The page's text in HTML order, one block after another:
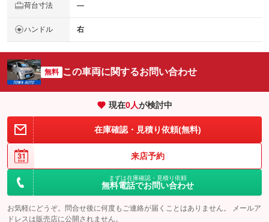
荷台寸法 ―
ハンドル 右
無料 この車両に関するお問い合わせ
現在0人が検討中
在庫確認・見積り依頼(無料)
来店予約
まずは在庫確認・見積り依頼
無料電話でお問い合わせ
お気軽にどうぞ。問合せ後に何度もご連絡が届くことはありません。 メールア
ドレスは販売店に公開されません。